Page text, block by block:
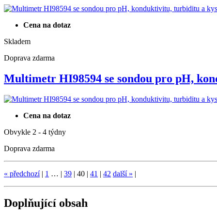
Cena na dotaz
Skladem
Doprava zdarma
Multimetr HI98594 se sondou pro pH,
Cena na dotaz
Obvykle 2 - 4 týdny
Doprava zdarma
« předchozí | 1 … | 39 | 40 | 41 | 42 další» |
Doplňující obsah